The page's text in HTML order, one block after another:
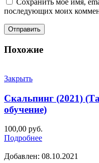
Сохранить моё имя,
последующих моих
Похожие
Закрыть
Скальпинг (2021)
обучение)
100,00 руб.
Подробнее
Добавлен: 08.10.2021